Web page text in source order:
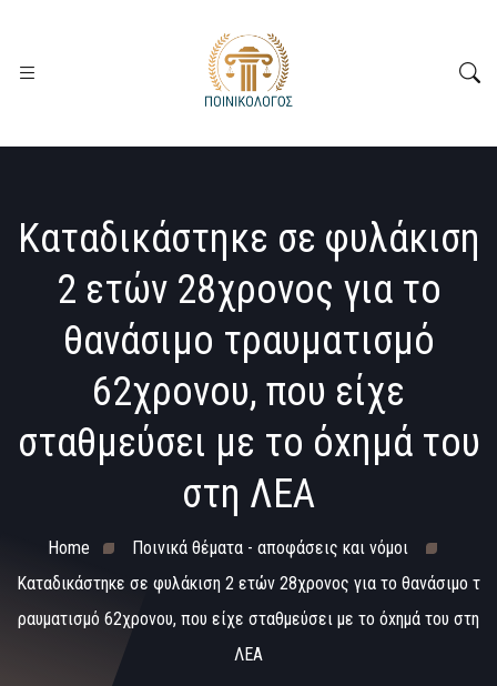
Καταδικάστηκε σε φυλάκιση
2 ετών 28χρονος για το
θανάσιμο τραυματισμό
62χρονου, που είχε
σταθμεύσει με το όxημά του
στη ΛΕΑ
Home
Ποινικά θέματα - αποφάσεις και νόμοι
Καταδικάστηκε σε φυλάκιση 2 ετών 28χρονος για το θανάσιμο τ
ραυματισμό 62χρονου, που είχε σταθμεύσει με το όxημά του στη
ΛΕΑ